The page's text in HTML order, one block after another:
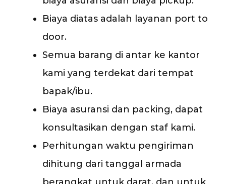
Biaya diatas adalah layanan port to
door.
Semua barang di antar ke kantor
kami yang terdekat dari tempat
bapak/ibu.
Biaya asuransi dan packing, dapat
konsultasikan dengan staf kami.
Perhitungan waktu pengiriman
dihitung dari tanggal armada